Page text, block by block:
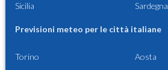
Sicilia Sardegna
Previsioni meteo per le città italiane
Torino Aosta